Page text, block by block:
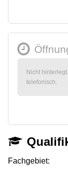
Nicht
telefonisch.
Fachgebiet: